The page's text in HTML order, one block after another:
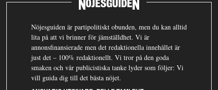
Nöjesguiden är partipolitiskt obunden, men du kan alltid
lita på att vi brinner för jämställdhet. Vi är
annonsfinansierade men det redaktionella innehållet är
just det – 100% redaktionellt. Vi tror på den goda
smaken och vår publicistiska tanke lyder som följer: Vi
vill guida dig till det bästa nöjet.